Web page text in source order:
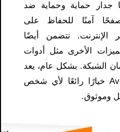
جدار حماية وحماية ضد
آمنًا للحفاظ على
تتضمن أيضًا
الأخرى مثل أدوات
الشبكة. بشكل عام، يعد
Avast! Internet Security خيارًا رائعًا لأي شخص
وموثوق.